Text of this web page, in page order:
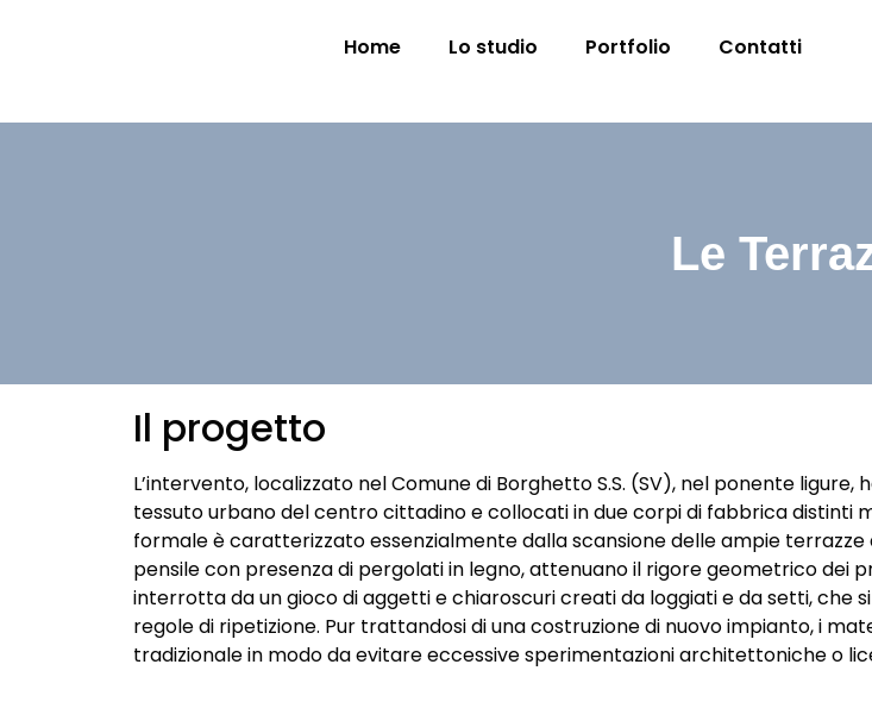
Home Lo studio Portfolio Contatti
Le
Il progetto
L’intervento, localizzato nel Comune di Borghetto S.S. (SV), nel ponente
tessuto urbano del centro cittadino e collocati in due corpi di fabbrica distinti
formale è caratterizzato essenzialmente dalla scansione delle ampie
pensile con presenza di pergolati in legno, attenuano il rigore geometrico dei
interrotta da un gioco di aggetti e chiaroscuri creati da loggiati e da setti, che
regole di ripetizione. Pur trattandosi di una costruzione di nuovo impianto, i
tradizionale in modo da evitare eccessive sperimentazioni architettoniche o